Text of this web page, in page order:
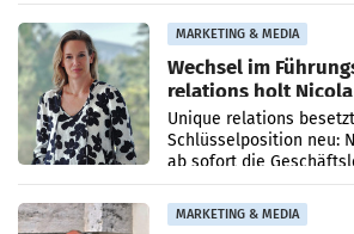
MARKETING & MEDIA
Wechsel im
relations holt
Geschäftsleitung
Unique relations
Schlüsselposition neu:
ab sofort die
PR-Agentur an der
Anna Kalina-Mahr.
MARKETING & MEDIA